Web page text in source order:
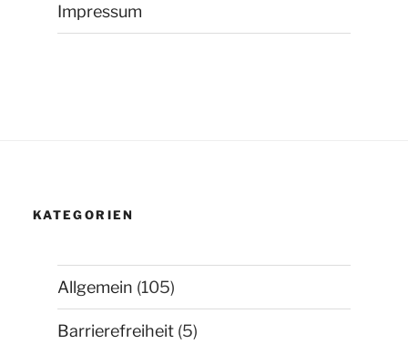
Impressum
KATEGORIEN
Allgemein (105)
Barrierefreiheit (5)